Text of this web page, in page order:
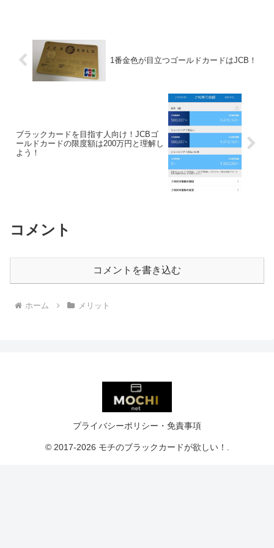
1番金色が目立つゴールドカードはJCB！
ブラックカードを目指す人向け！JCBゴ
ールドカードの限度額は200万円と理解し
よう！
コメント
コメントを書き込む
ホーム メリット
プライバシーポリシー・免責事項
© 2017-2026 モチのブラックカードが欲しい！.